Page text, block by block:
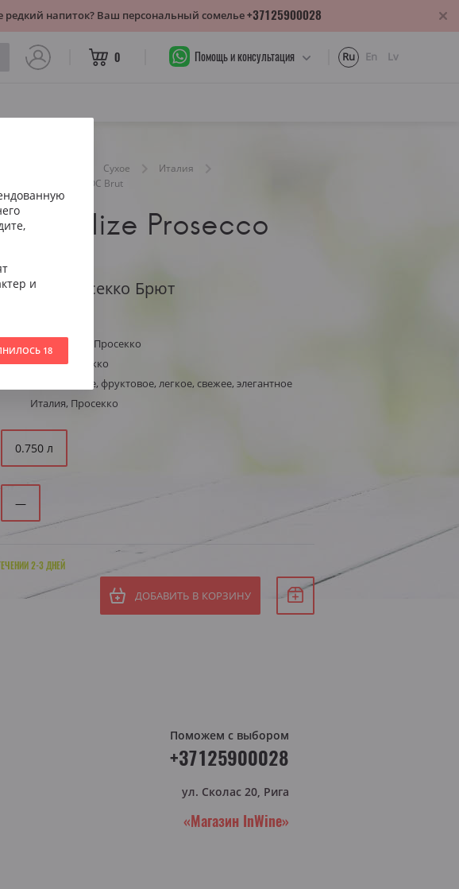
0 Помощь и консультация Ru En Lv
Сухое
Италия
Charlize Prosecco DOC Brut
Charlize Prosecco
Brut
Просекко Брют
Белое Сухое Просекко
Глера Просекко
Аперитивное, фруктовое, легкое, свежее, элегантное
Италия, Просекко
0.750 л
—
2-3 ДНЕЙ
ДОБАВИТЬ В КОРЗИНУ
Поможем с выбором
+37125900028
ул. Сколас 20, Рига
«Магазин InWine»
и
18
напиток? Ваш персональный сомелье+37125900028